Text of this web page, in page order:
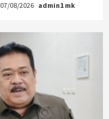
07/08/2026 admin1 mk